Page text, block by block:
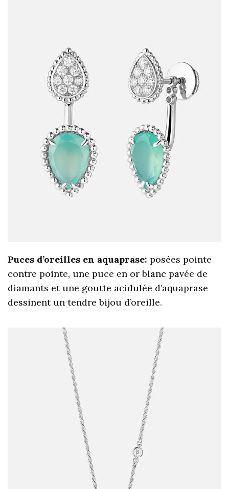
Puces d’oreilles en aquaprase:posées pointe
contre pointe, une puce en or blanc pavée de
diamants et une goutte acidulée d’aquaprase
dessinent un tendre bijou d’oreille.